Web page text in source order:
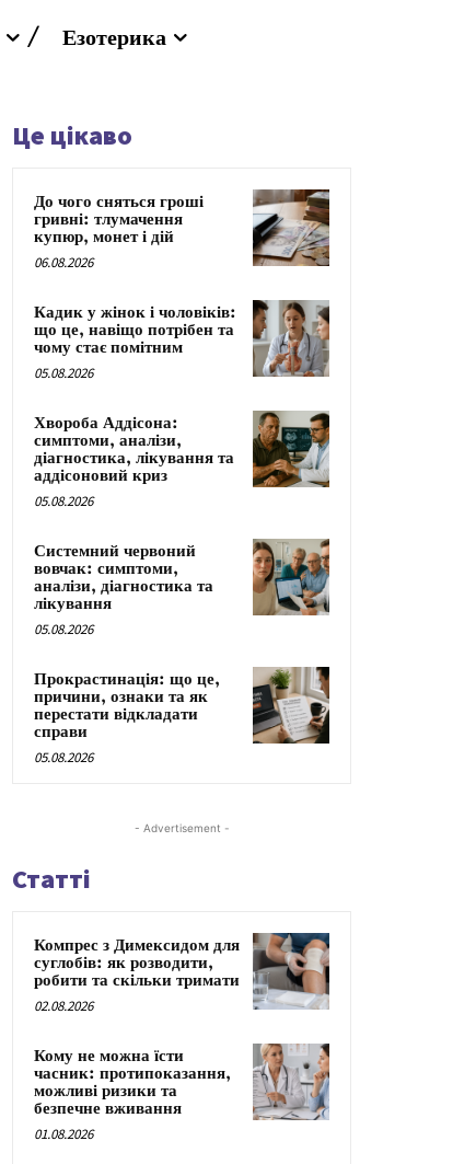
Езотерика
Це цікаво
До чого сняться гроші
гривні: тлумачення
купюр, монет і дій
06.08.2026
Кадик у жінок і чоловіків:
що це, навіщо потрібен та
чому стає помітним
05.08.2026
Хвороба Аддісона:
симптоми, аналізи,
діагностика, лікування та
аддісоновий криз
05.08.2026
Системний червоний
вовчак: симптоми,
аналізи, діагностика та
лікування
05.08.2026
Прокрастинація: що це,
причини, ознаки та як
перестати відкладати
справи
05.08.2026
- Advertisement -
Статті
Компрес з Димексидом для
суглобів: як розводити,
робити та скільки тримати
02.08.2026
Кому не можна їсти
часник: протипоказання,
можливі ризики та
безпечне вживання
01.08.2026